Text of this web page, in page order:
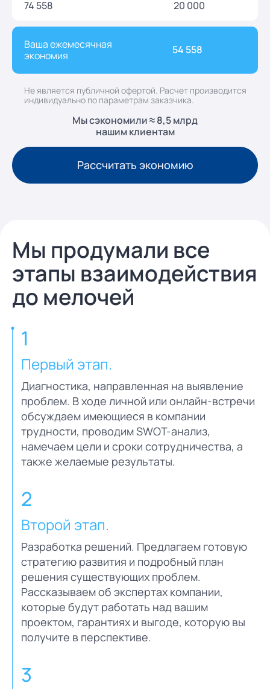
74 558 20 000
Ваша ежемесячная
экономия
54 558
Не является публичной офертой. Расчет производится
индивидуально по параметрам заказчика.
Мы сэкономили ≈ 8,5 млрд
нашим клиентам
Рассчитать экономию
Мы продумали все
этапы взаимодействия
до мелочей
1
Первый этап.
Диагностика, направленная на выявление
проблем. В ходе личной или онлайн-встречи
обсуждаем имеющиеся в компании
трудности, проводим SWOT-анализ,
намечаем цели и сроки сотрудничества, а
также желаемые результаты.
2
Второй этап.
Разработка решений. Предлагаем готовую
стратегию развития и подробный план
решения существующих проблем.
Рассказываем об экспертах компании,
которые будут работать над вашим
проектом, гарантиях и выгоде, которую вы
получите в перспективе.
3